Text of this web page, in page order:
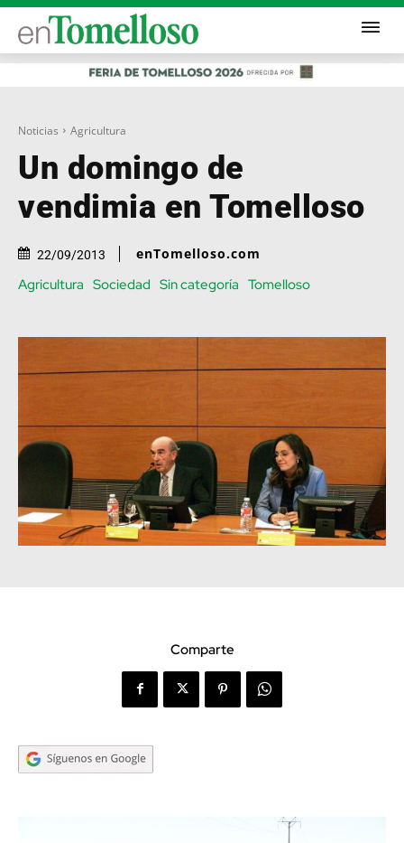
Noticias Agricultura
Un domingo de
vendimia en Tomelloso
22/09/2013 enTomelloso.com
Agricultura Sociedad Sin categoría Tomelloso
Comparte